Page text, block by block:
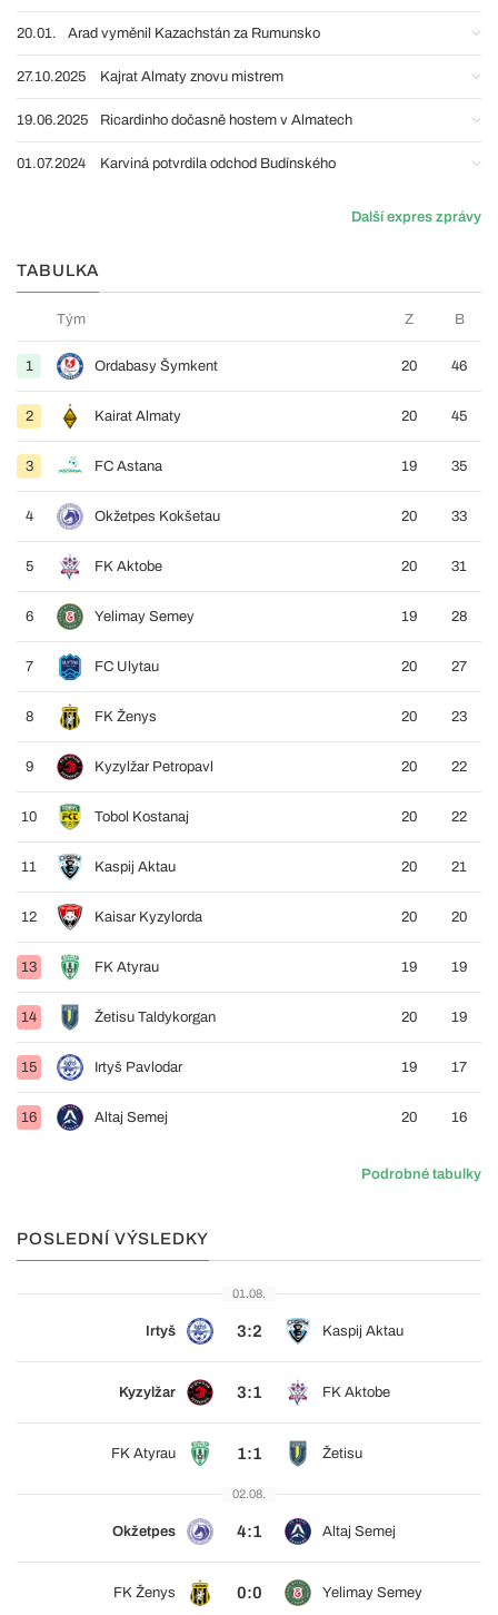
20.01. Arad vyměnil Kazachstán za Rumunsko
27.10.2025 Kajrat Almaty znovu mistrem
19.06.2025 Ricardinho dočasně hostem v Almatech
01.07.2024 Karviná potvrdila odchod Budínského
Další expres zprávy
TABULKA
Tým Z B
1 Ordabasy Šymkent 20 46
2 Kairat Almaty 20 45
3 FC Astana 19 35
4 Okžetpes Kokšetau 20 33
5 FK Aktobe 20 31
6 Yelimay Semey 19 28
7 FC Ulytau 20 27
8 FK Ženys 20 23
9 Kyzylžar Petropavl 20 22
10 Tobol Kostanaj 20 22
11 Kaspij Aktau 20 21
12 Kaisar Kyzylorda 20 20
13 FK Atyrau 19 19
14 Žetisu Taldykorgan 20 19
15 Irtyš Pavlodar 19 17
16 Altaj Semej 20 16
Podrobné tabulky
POSLEDNÍ VÝSLEDKY
01.08.
Irtyš 3:2 Kaspij Aktau
Kyzylžar 3:1 FK Aktobe
FK Atyrau 1:1 Žetisu
02.08.
Okžetpes 4:1 Altaj Semej
FK Ženys 0:0 Yelimay Semey